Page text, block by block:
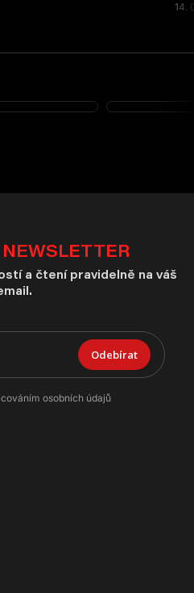
14.
NEWSLETTER
a čtení pravidelně na váš
Odebírat
osobních údajů